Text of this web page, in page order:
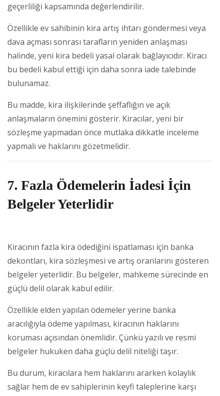
geçerliliği kapsamında değerlendirilir.
Özellikle ev sahibinin kira artış ihtarı göndermesi veya
dava açması sonrası tarafların yeniden anlaşması
halinde, yeni kira bedeli yasal olarak bağlayıcıdır. Kiracı
bu bedeli kabul ettiği için daha sonra iade talebinde
bulunamaz.
Bu madde, kira ilişkilerinde şeffaflığın ve açık
anlaşmaların önemini gösterir. Kiracılar, yeni bir
sözleşme yapmadan önce mutlaka dikkatle inceleme
yapmalı ve haklarını gözetmelidir.
7. Fazla Ödemelerin İadesi İçin
Belgeler Yeterlidir
Kiracının fazla kira ödediğini ispatlaması için banka
dekontları, kira sözleşmesi ve artış oranlarını gösteren
belgeler yeterlidir. Bu belgeler, mahkeme sürecinde en
güçlü delil olarak kabul edilir.
Özellikle elden yapılan ödemeler yerine banka
aracılığıyla ödeme yapılması, kiracının haklarını
koruması açısından önemlidir. Çünkü yazılı ve resmi
belgeler hukuken daha güçlü delil niteliği taşır.
Bu durum, kiracılara hem haklarını ararken kolaylık
sağlar hem de ev sahiplerinin keyfi taleplerine karşı